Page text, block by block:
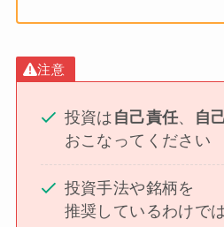
注意
投資は 自己責任、 自
おこなってください
投資手法や銘柄を
推奨しているわけで